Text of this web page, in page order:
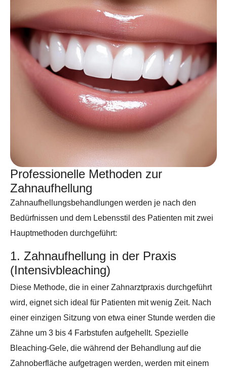
Professionelle Methoden zur
Zahnaufhellung
Zahnaufhellungsbehandlungen werden je nach den
Bedürfnissen und dem Lebensstil des Patienten mit zwei
Hauptmethoden durchgeführt:
1. Zahnaufhellung in der Praxis
(Intensivbleaching)
Diese Methode, die in einer Zahnarztpraxis durchgeführt
wird, eignet sich ideal für Patienten mit wenig Zeit. Nach
einer einzigen Sitzung von etwa einer Stunde werden die
Zähne um 3 bis 4 Farbstufen aufgehellt. Spezielle
Bleaching-Gele, die während der Behandlung auf die
Zahnoberfläche aufgetragen werden, werden mit einem